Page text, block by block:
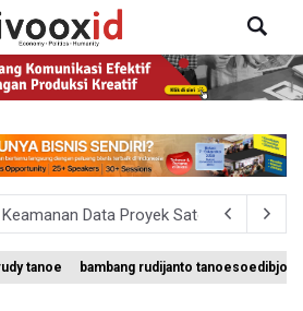
ANG Berpotensi Hemat Subsidi
Kaji Pengembangan PLTS
tanoe bambang rudijanto tanoesoedibjo